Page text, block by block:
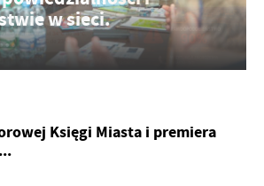
w sieci.
Księgi Miasta i premiera